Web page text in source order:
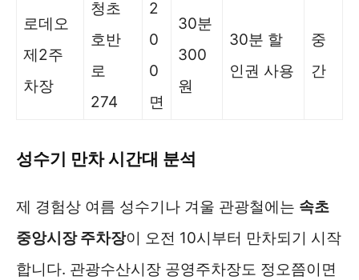
로데오
제2주
차장
청초
호반
로
274
2
0
0
면
30분
300
원
30분 할
인권 사용
중
간
성수기 만차 시간대 분석
제 경험상 여름 성수기나 겨울 관광철에는 속초
중앙시장 주차장이 오전 10시부터 만차되기 시작
합니다. 관광수산시장 공영주차장도 정오쯤이면